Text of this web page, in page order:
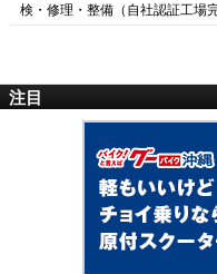
検・修理・整備（自社認証工場完
注目